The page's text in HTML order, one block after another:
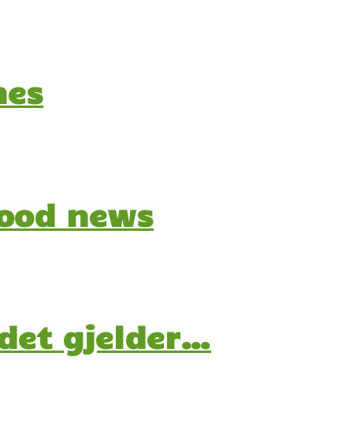
news
gjelder…